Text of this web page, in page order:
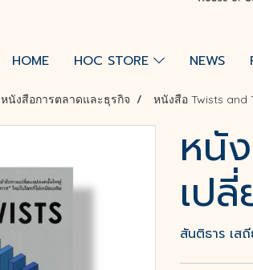
HOME HOC STORE NEWS
หนังสือการตลาดและธุรกิจ หนังสือ Twists and
หนั
เป
สันติธาร เส